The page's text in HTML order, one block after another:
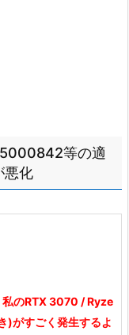
等の適
悪化
私のRTX 3070 / Ryze
)がすごく発生するよ